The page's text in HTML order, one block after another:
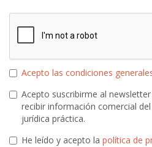
Acepto las condiciones
Acepto suscribirme al
recibir información comercial
jurídica práctica.
He leído y acepto la política de